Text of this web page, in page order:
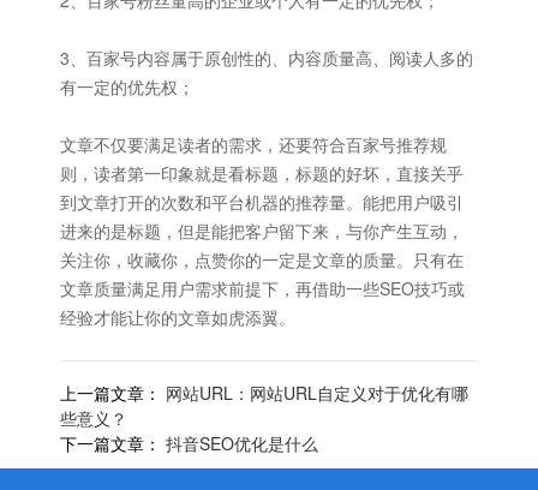
3、百家号内容属于原创性的、内容质量高、阅读人多的
有一定的优先权；
文章不仅要满足读者的需求，还要符合百家号推荐规
则，读者第一印象就是看标题，标题的好坏，直接关乎
到文章打开的次数和平台机器的推荐量。能把用户吸引
进来的是标题，但是能把客户留下来，与你产生互动，
关注你，收藏你，点赞你的一定是文章的质量。只有在
文章质量满足用户需求前提下，再借助一些SEO技巧或
经验才能让你的文章如虎添翼。
上一篇文章： 网站URL：网站URL自定义对于优化有哪
些意义？
下一篇文章： 抖音SEO优化是什么